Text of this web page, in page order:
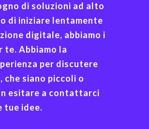
di soluzioni ad alto
di iniziare lentamente
digitale, abbiamo i
Abbiamo la
per discutere
siano piccoli o
esitare a contattarci
tue idee.